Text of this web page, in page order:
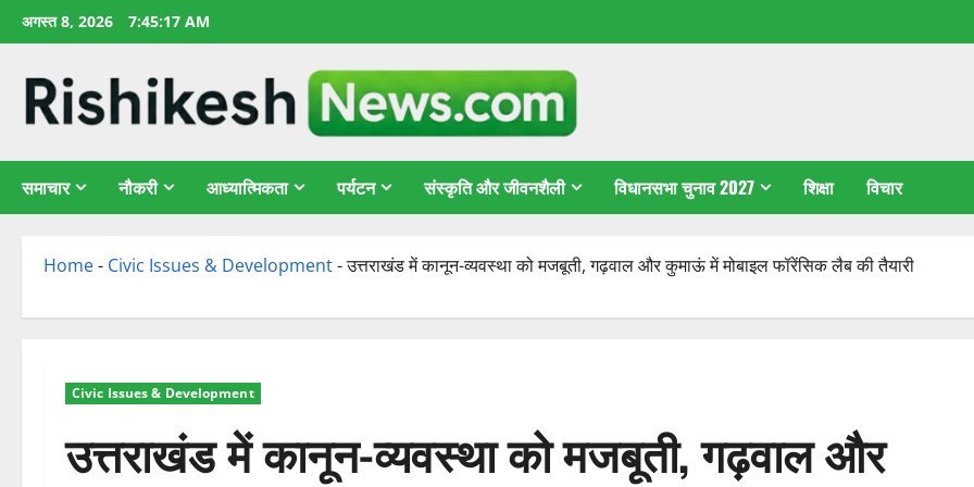
छोड़कर
सामग्री
अगस्त 8, 2026 7:45:18 AM
समाचार नौकरी आध्यात्मिकता पर्यटन संस्कृति और जीवनशैली विधानसभा चुनाव 2027 शिक्षा विचार
Home- Civic Issues & Development-उत्तराखंड में कानून-व्यवस्था को मजबूती, गढ़वाल और कुमाऊं में मोबाइल फॉरेंसिक लैब की तैयारी
Civic Issues & Development
उत्तराखंड में कानून-व्यवस्था को मजबूती, गढ़वाल और